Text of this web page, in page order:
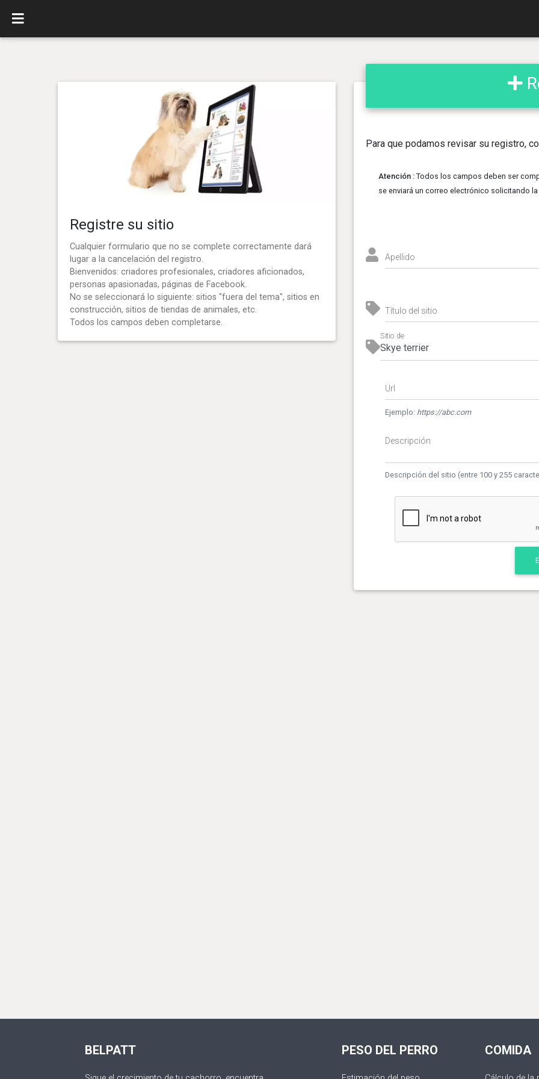
Registre su sitio
Cualquier formulario que no se complete correctamente dará
lugar a la cancelación del registro.
Bienvenidos: criadores profesionales, criadores aficionados,
personas apasionadas, páginas de Facebook.
No se seleccionará lo siguiente: sitios "fuera del tema", sitios en
construcción, sitios de tiendas de animales, etc.
Todos los campos deben completarse.
Para que podamos revisar su registro,
Atención : Todos los campos deben ser
se enviará un correo electrónico solicitando
Apellido
Título del sitio
Sitio de
Url
Ejemplo: https://abc.com
Descripción
Descripción del sitio (entre 100 y 255
BELPATT PESO DEL PERRO COMIDA